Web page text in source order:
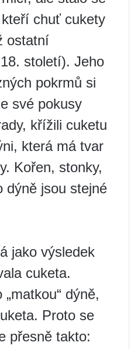
chuť cukety
ostatní
století). Jeho
pokrmů si
své pokusy
křížili cuketu
která má tvar
Kořen, stonky,
dýně jsou stejné
jako výsledek
cuketa.
dýně,
Proto se
přesně takto: